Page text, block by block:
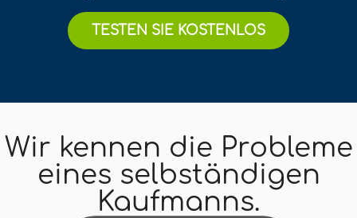
TESTEN SIE KOSTENLOS
Wir kennen die Probleme
eines selbständigen
Kaufmanns.